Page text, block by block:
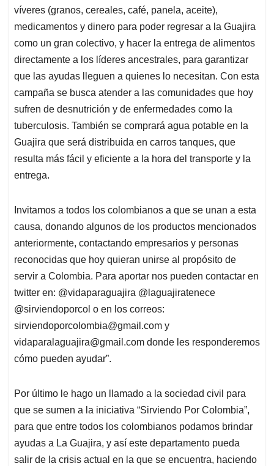
víveres (granos, cereales, café, panela, aceite),
medicamentos y dinero para poder regresar a la Guajira
como un gran colectivo, y hacer la entrega de alimentos
directamente a los líderes ancestrales, para garantizar
que las ayudas lleguen a quienes lo necesitan. Con esta
campaña se busca atender a las comunidades que hoy
sufren de desnutrición y de enfermedades como la
tuberculosis. También se comprará agua potable en la
Guajira que será distribuida en carros tanques, que
resulta más fácil y eficiente a la hora del transporte y la
entrega.
Invitamos a todos los colombianos a que se unan a esta
causa, donando algunos de los productos mencionados
anteriormente, contactando empresarios y personas
reconocidas que hoy quieran unirse al propósito de
servir a Colombia. Para aportar nos pueden contactar en
twitter en: @vidaparaguajira @laguajiratenece
@sirviendoporcol o en los correos:
sirviendoporcolombia@gmail.com y
vidaparalaguajira@gmail.com donde les responderemos
cómo pueden ayudar”.
Por último le hago un llamado a la sociedad civil para
que se sumen a la iniciativa “Sirviendo Por Colombia”,
para que entre todos los colombianos podamos brindar
ayudas a La Guajira, y así este departamento pueda
salir de la crisis actual en la que se encuentra, haciendo